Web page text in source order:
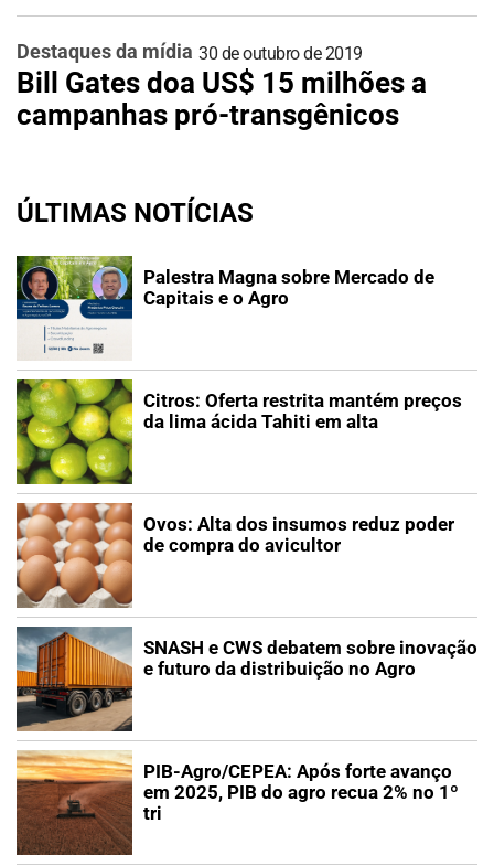
Destaques da mídia 30 de outubro de 2019
Bill Gates doa US$ 15 milhões a
campanhas pró-transgênicos
ÚLTIMAS NOTÍCIAS
Palestra Magna sobre Mercado de
Capitais e o Agro
Citros: Oferta restrita mantém preços
da lima ácida Tahiti em alta
Ovos: Alta dos insumos reduz poder
de compra do avicultor
SNASH e CWS debatem sobre inovação
e futuro da distribuição no Agro
PIB-Agro/CEPEA: Após forte avanço
em 2025, PIB do agro recua 2% no 1º
tri